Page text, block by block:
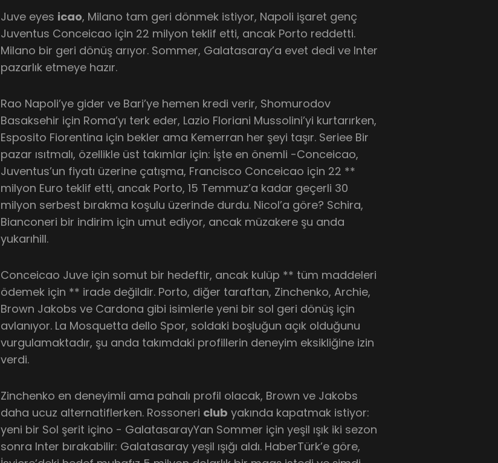
Juve eyes icao, Milano tam geri dönmek istiyor, Napoli işaret genç
Juventus Conceicao için 22 milyon teklif etti, ancak Porto reddetti.
Milano bir geri dönüş arıyor. Sommer, Galatasaray’a evet dedi ve Inter
pazarlık etmeye hazır.
Rao Napoli’ye gider ve Bari’ye hemen kredi verir, Shomurodov
Basaksehir için Roma’yı terk eder, Lazio Floriani Mussolini’yi kurtarırken,
Esposito Fiorentina için bekler ama Kemerran her şeyi taşır. Seriee Bir
pazar ısıtmalı, özellikle üst takımlar için: İşte en önemli -Conceicao,
Juventus’un fiyatı üzerine çatışma, Francisco Conceicao için 22 **
milyon Euro teklif etti, ancak Porto, 15 Temmuz’a kadar geçerli 30
milyon serbest bırakma koşulu üzerinde durdu. Nicol’a göre? Schira,
Bianconeri bir indirim için umut ediyor, ancak müzakere şu anda
yukarıhill.
Conceicao Juve için somut bir hedeftir, ancak kulüp ** tüm maddeleri
ödemek için ** irade değildir. Porto, diğer taraftan, Zinchenko, Archie,
Brown Jakobs ve Cardona gibi isimlerle yeni bir sol geri dönüş için
avlanıyor. La Mosquetta dello Spor, soldaki boşluğun açık olduğunu
vurgulamaktadır, şu anda takımdaki profillerin deneyim eksikliğine izin
verdi.
Zinchenko en deneyimli ama pahalı profil olacak, Brown ve Jakobs
daha ucuz alternatiflerken. Rossoneri club yakında kapatmak istiyor:
yeni bir Sol şerit içino - GalatasarayYan Sommer için yeşil ışık iki sezon
sonra Inter bırakabilir: Galatasaray yeşil ışığı aldı. HaberTürk’e göre,